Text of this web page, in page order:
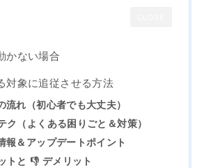
かない場合
対象に追従させる方法
れ（初心者でも大丈夫）
ク（よくある困りごと＆対策）
報＆アップデートポイント
トと 👎 デメリット